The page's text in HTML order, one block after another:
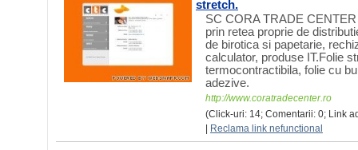
stretch.
SC CORA TRADE
prin retea proprie de
de birotica si papetarie,
calculator, produse IT.Folie
termocontractibila, folie cu
adezive.
http://www.coratradecenter.ro
(Click-uri: 14; Comentarii: 0; Link
Reclama link nefunctional